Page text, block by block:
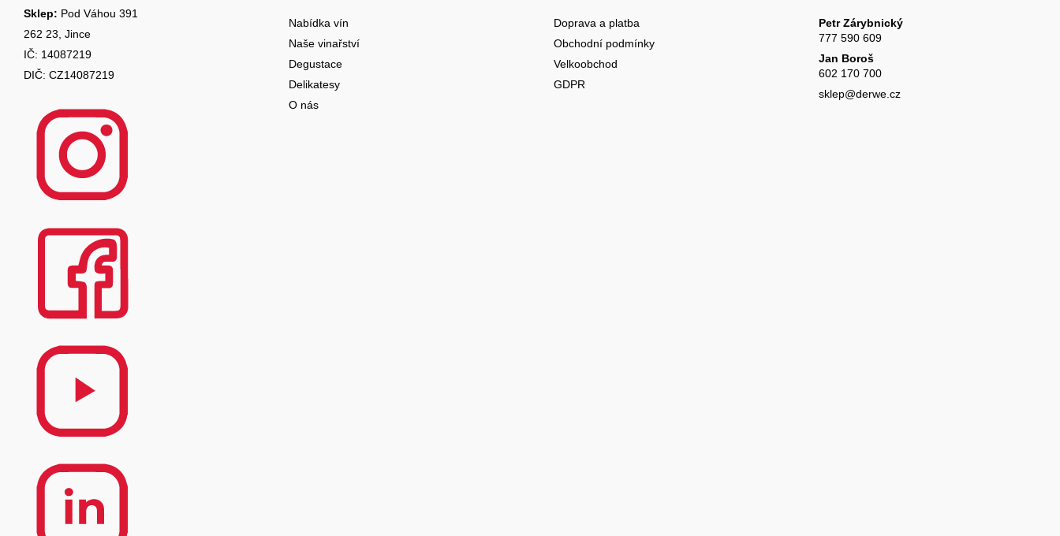
Sklep: Pod Váhou 391
262 23, Jince
IČ: 14087219
DIČ: CZ14087219
Nabídka vín
Naše vinařství
Degustace
Delikatesy
O nás
Doprava a platba
Obchodní podmínky
Velkoobchod
GDPR
Petr Zárybnický
777 590 609
Jan Boroš
602 170 700
sklep@derwe.cz